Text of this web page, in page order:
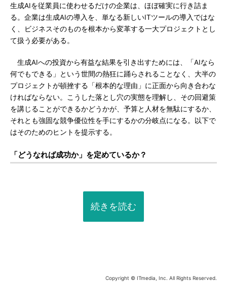
生成AIを従業員に使わせるだけの企業は、ほぼ確実に行き詰ま
る。企業は生成AIの導入を、単なる新しいITツールの導入ではな
く、ビジネスそのものを根本から変革する一大プロジェクトとし
て扱う必要がある。
生成AIへの投資から有益な結果を引き出すためには、「AIなら
何でもできる」という世間の熱狂に踊らされることなく、大半の
プロジェクトが頓挫する「根本的な理由」に正面から向き合わな
ければならない。こうした落とし穴の実態を理解し、その回避策
を講じることができるかどうかが、予算と人材を無駄にするか、
それとも強固な競争優位性を手にするかの分岐点になる。以下で
はそのためのヒントを提示する。
「どうなれば成功か」を定めているか？
続きを読む
Copyright © ITmedia, Inc. All Rights Reserved.